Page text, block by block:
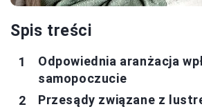
Spis treści
Odpowiednia aranżacja
samopoczucie
Przesądy związane z